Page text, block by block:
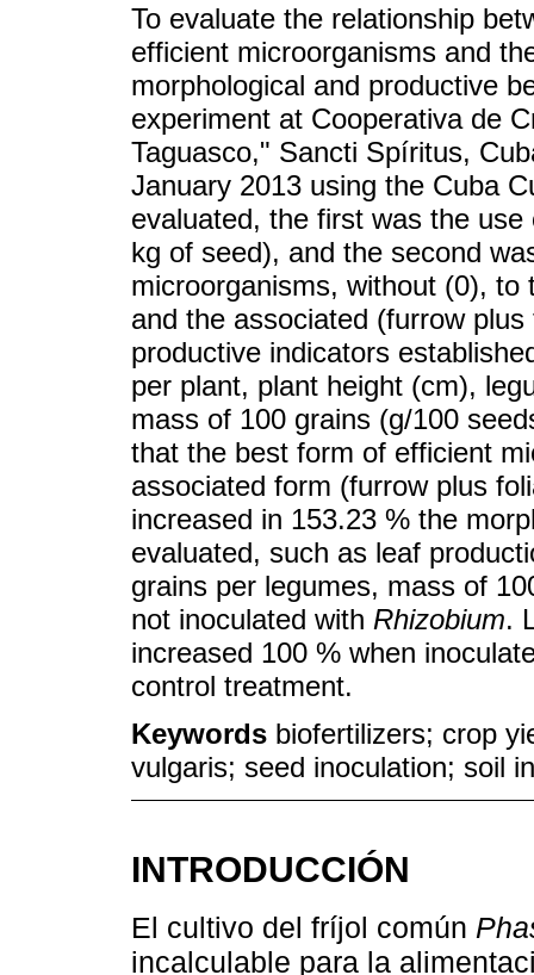
To evaluate the relationship
efficient microorganisms and
morphological and productive
experiment at Cooperativa de
Taguasco," Sancti Spíritus,
January 2013 using the Cuba
evaluated, the first was the
kg of seed), and the second
microorganisms, without (0),
and the associated (furrow
productive indicators
per plant, plant height (cm),
mass of 100 grains (g/100
that the best form of efficient
associated form (furrow plus
increased in 153.23 % the
evaluated, such as leaf
grains per legumes, mass of
not inoculated with Rhizobium.
increased 100 % when
control treatment.
Keywords biofertilizers; crop
vulgaris; seed inoculation; soil
INTRODUCCIÓN
El cultivo del fríjol común
incalculable para la